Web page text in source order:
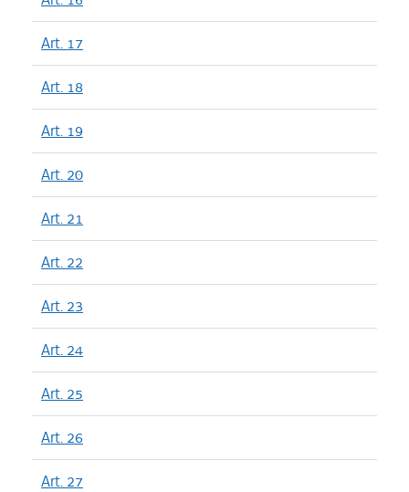
Art. 17
Art. 18
Art. 19
Art. 20
Art. 21
Art. 22
Art. 23
Art. 24
Art. 25
Art. 26
Art. 27